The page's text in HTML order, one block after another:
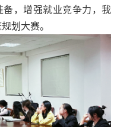
，增强就业竞争力，我
划大赛。